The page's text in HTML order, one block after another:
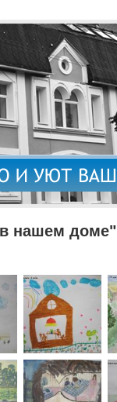
в нашем доме"